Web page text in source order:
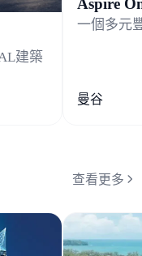
建築
Aspire
一個多元
曼谷
查看更多